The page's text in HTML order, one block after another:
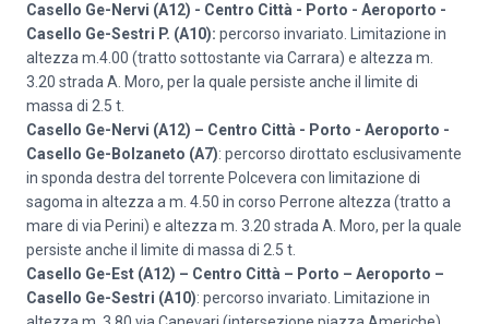
Casello Ge-Nervi (A12) - Centro Città - Porto - Aeroporto -
Casello Ge-Sestri P. (A10): percorso invariato. Limitazione in
altezza m.4.00 (tratto sottostante via Carrara) e altezza m.
3.20 strada A. Moro, per la quale persiste anche il limite di
massa di 2.5 t.
Casello Ge-Nervi (A12) – Centro Città - Porto - Aeroporto -
Casello Ge-Bolzaneto (A7): percorso dirottato esclusivamente
in sponda destra del torrente Polcevera con limitazione di
sagoma in altezza a m. 4.50 in corso Perrone altezza (tratto a
mare di via Perini) e altezza m. 3.20 strada A. Moro, per la quale
persiste anche il limite di massa di 2.5 t.
Casello Ge-Est (A12) – Centro Città – Porto – Aeroporto –
Casello Ge-Sestri (A10): percorso invariato. Limitazione in